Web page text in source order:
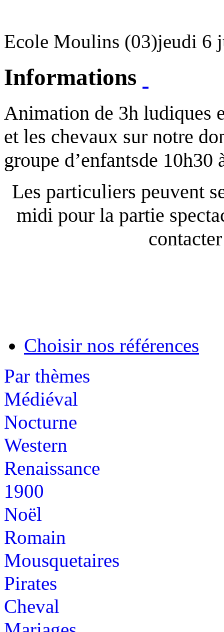
Ecole Moulins (03)jeudi 6
Informations
Animation de 3h ludiques
et les chevaux sur notre
groupe d’enfantsde 10h30
Les particuliers peuvent
midi pour la partie
Choisir nos références
Par thèmes
Médiéval
Nocturne
Western
Renaissance
1900
Noël
Romain
Mousquetaires
Pirates
Cheval